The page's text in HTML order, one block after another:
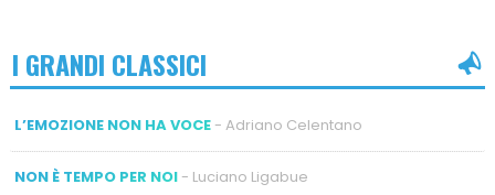
I GRANDI CLASSICI
L’EMOZIONE NON HA VOCE- Adriano Celentano
NON È TEMPO PER NOI- Luciano Ligabue